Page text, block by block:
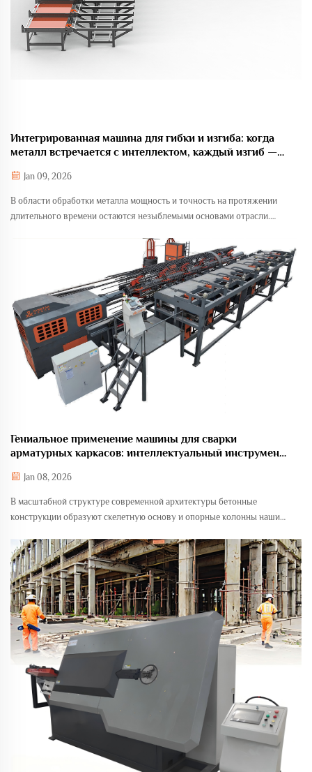
Интегрированная машина для гибки и изгиба: когда
металл встречается с интеллектом, каждый изгиб —
Jan 09, 2026
В области обработки металла мощность и точность на протяжении
длительного времени остаются незыблемыми основами отрасли.
преодолеть линейную природу стали в оглушительном реве
четырехстоечного гидравлического пресса...
Гениальное применение машины для сварки
арматурных каркасов: интеллектуальный инструмент
Jan 08, 2026
В масштабной структуре современной архитектуры бетонные
конструкции образуют скелетную основу и опорные колонны наших
выполняющих функцию несущего скелета бетонных конструкций...